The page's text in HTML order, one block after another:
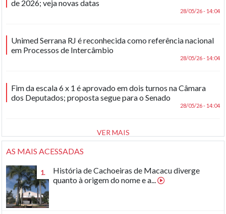
de 2026; veja novas datas
28/05/26 - 14:04
Unimed Serrana RJ é reconhecida como referência nacional
em Processos de Intercâmbio
28/05/26 - 14:04
Fim da escala 6 x 1 é aprovado em dois turnos na Câmara
dos Deputados; proposta segue para o Senado
28/05/26 - 14:04
VER MAIS
AS MAIS ACESSADAS
1.
História de Cachoeiras de Macacu diverge
quanto à origem do nome e a...